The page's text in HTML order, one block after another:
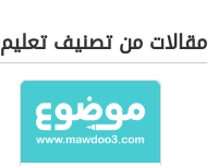
مقالات من تصنيف تعليم